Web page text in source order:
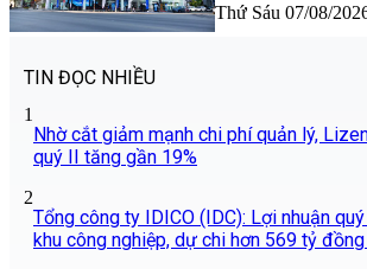
Thứ Sáu 07/08/
TIN ĐỌC NHIỀU
1
Nhờ cắt giảm mạnh chi phí quản lý,
quý II tăng gần 19%
2
Tổng công ty IDICO (IDC): Lợi nhuận
khu công nghiệp, dự chi hơn 569 tỷ